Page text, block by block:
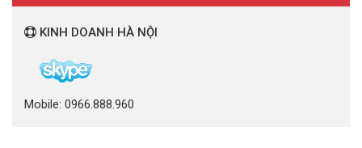
KINH DOANH HÀ NỘI
Mobile: 0966.888.960